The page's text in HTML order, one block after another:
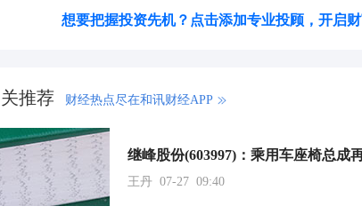
想要把握投资先机？点击添加专业投顾，开启财
推荐 财经热点尽在和讯财经APP
继峰股份(603997)：乘用车座椅总成
王丹 07-27 09:40